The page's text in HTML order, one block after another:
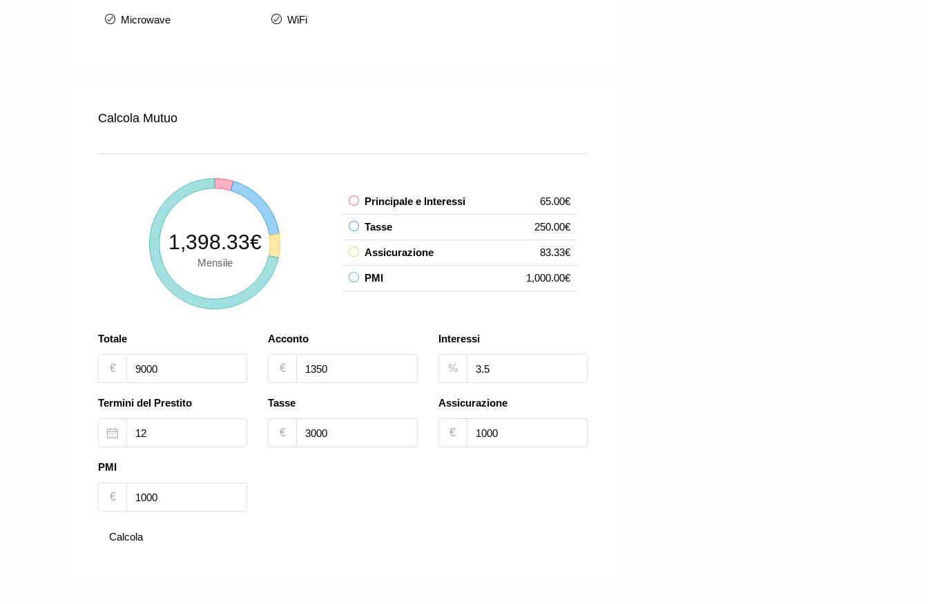
Microwave WiFi
Calcola Mutuo
1,398.33€
Mensile
Principale e Interessi 65.00€
Tasse 250.00€
Assicurazione 83.33€
PMI 1,000.00€
Totale
€
Acconto
€
Interessi
%
Termini del Prestito Tasse
€
Assicurazione
€
PMI
€
Calcola